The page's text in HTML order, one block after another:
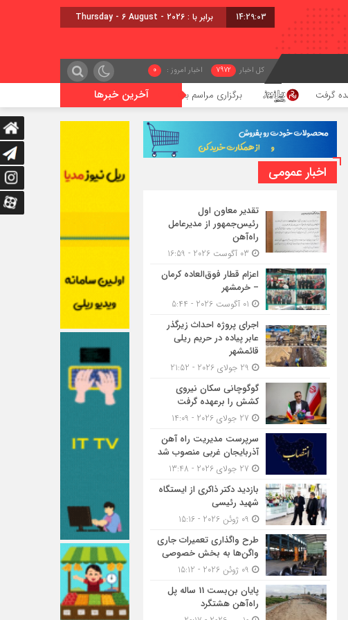
14:29:04 برابر با : Thursday - 6 August - 2026
کل اخبار 7972 اخبار امروز : 0
آخرین خبرها
برگزاری مراسم بدرقه زائرین حسینی در ایستگاه راه‌آهن زاهدان
اخبار عمومی
تقدیر معاون اول
رئیس‌جمهور از مدیرعامل
راه‌آهن
اعزام قطار فوق‌العاده کرمان
– خرمشهر
اجرای پروژه احداث زیرگذر
عابر پیاده در حریم ریلی
قائمشهر
گوگوچانی سکان نیروی
کشش را برعهده گرفت
سرپرست مدیریت راه آهن
آذربایجان غربی منصوب شد
بازدید دکتر ذاکری از ایستگاه
شهید رئیسی
طرح واگذاری تعمیرات جاری
واگن‌ها به بخش خصوصی
پایان بن‌بست 11 ساله پل
راه‌آهن هشتگرد